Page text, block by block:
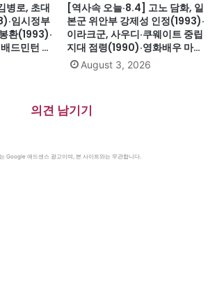
병로, 초대
임시정부
환(1993)·
드민턴 여
하시나 방
명
[역사속 오늘·8.4] 고노 담화, 일
본군 위안부 강제성 인정(1993)·
이라크군, 사우디·쿠웨이트 중립
지대 점령(1990)·영화배우 마릴
린 먼로 의문의 죽음(1962)
August 3, 2026
의견 남기기
Google 애드센스 광고이며, 본 사이트와는 무관합니다.